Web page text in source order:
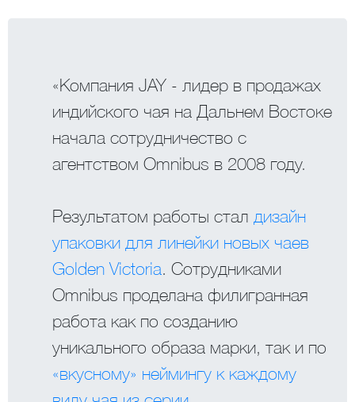
«Компания JAY - лидер в продажах
индийского чая на Дальнем Востоке
начала сотрудничество с
агентством Omnibus в 2008 году.
Результатом работы стал дизайн
упаковки для линейки новых чаев
Golden Victoria. Сотрудниками
Omnibus проделана филигранная
работа как по созданию
уникального образа марки, так и по
«вкусному» неймингу к каждому